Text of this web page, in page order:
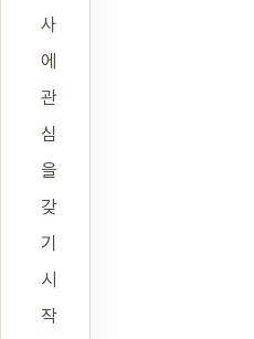
사
에
관
심
을
갖
기
시
작